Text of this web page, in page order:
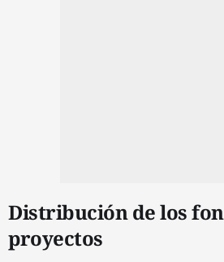
Distribución de los
proyectos